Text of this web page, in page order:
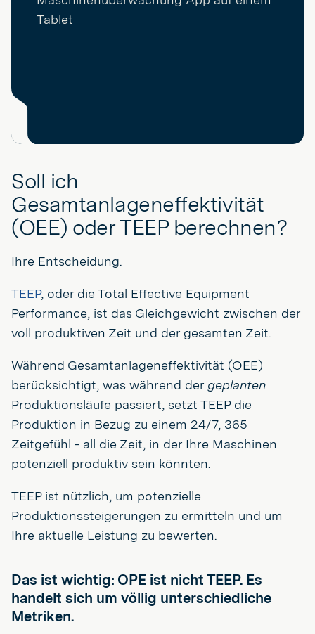
Soll ich
Gesamtanlageneffektivität
(OEE) oder TEEP berechnen?
Ihre Entscheidung.
TEEP, oder die Total Effective Equipment
Performance, ist das Gleichgewicht zwischen der
voll produktiven Zeit und der gesamten Zeit.
Während Gesamtanlageneffektivität (OEE)
berücksichtigt, was während der geplanten
Produktionsläufe passiert, setzt TEEP die
Produktion in Bezug zu einem 24/7, 365
Zeitgefühl - all die Zeit, in der Ihre Maschinen
potenziell produktiv sein könnten.
TEEP ist nützlich, um potenzielle
Produktionssteigerungen zu ermitteln und um
Ihre aktuelle Leistung zu bewerten.
Das ist wichtig: OPE ist nicht TEEP. Es
handelt sich um völlig unterschiedliche
Metriken.